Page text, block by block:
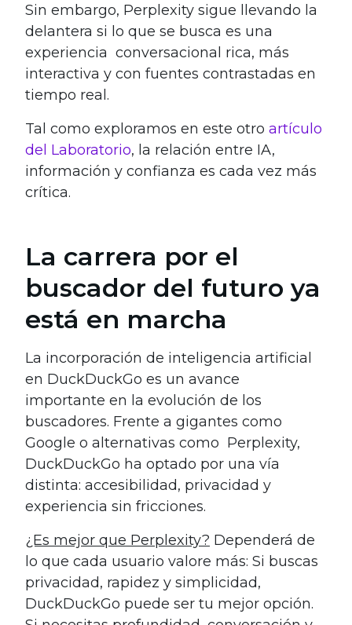
Sin embargo, Perplexity sigue llevando la
delantera si lo que se busca es una
experiencia conversacional rica, más
interactiva y con fuentes contrastadas en
tiempo real.
Tal como exploramos en este otro artículo
del Laboratorio, la relación entre IA,
información y confianza es cada vez más
crítica.
La carrera por el
buscador del futuro ya
está en marcha
La incorporación de inteligencia artificial
en DuckDuckGo es un avance
importante en la evolución de los
buscadores. Frente a gigantes como
Google o alternativas como Perplexity,
DuckDuckGo ha optado por una vía
distinta: accesibilidad, privacidad y
experiencia sin fricciones.
¿Es mejor que Perplexity? Dependerá de
lo que cada usuario valore más: Si buscas
privacidad, rapidez y simplicidad,
DuckDuckGo puede ser tu mejor opción.